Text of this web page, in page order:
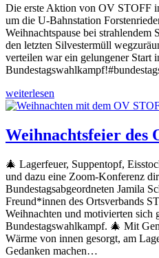
Die erste Aktion von OV STOFF
um die U-Bahnstation
Weihnachtspause bei strahlendem
den letzten Silvestermüll
verteilen war ein gelungener Start
weiterlesen
Weihnachtsfeier des
🎄 Lagerfeuer, Suppentopf,
und dazu eine Zoom-Konferenz
Bundestagsabgeordneten Jamila
Freund*innen des Ortsverbands
Weihnachten und motivierten sich
Bundestagswahlkampf. 🎄 Mit
Wärme von innen gesorgt, am
Gedanken machen…